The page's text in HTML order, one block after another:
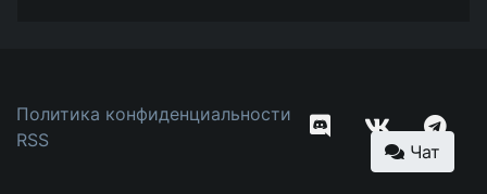
Политика конфиденциальности
RSS
Чат